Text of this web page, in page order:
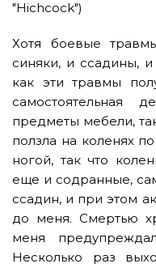
"Hichcock")
Хотя боевые
синяки, и ссадины,
как эти травмы
самостоятельная
предметы мебели,
ползла на коленях
ногой, так что
еще и содранные,
ссадин, и при этом
до меня. Смертью
меня
Несколько раз